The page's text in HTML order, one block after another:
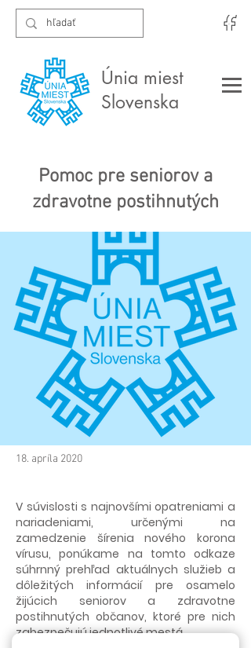
Únia miest
Slovenska
18. apríla 2020
V súvislosti s najnovšími opatreniami a
nariadeniami, určenými na
zamedzenie šírenia nového korona
vírusu, ponúkame na tomto odkaze
súhrnný prehľad aktuálnych služieb a
dôležitých informácií pre osamelo
žijúcich seniorov a zdravotne
postihnutých občanov, ktoré pre nich
zabezpečujú jednotlivé mestá.
Pomoc pre seniorov a
zdravotne postihnutých